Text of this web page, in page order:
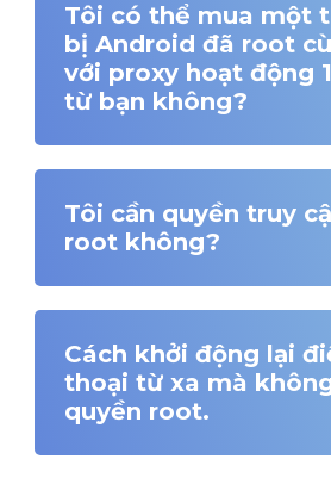
Tôi có thể mua một
bị Android đã root
với proxy hoạt động
từ bạn không?
Tôi cần quyền truy
root không?
Cách khởi động lại
thoại từ xa mà
quyền root.